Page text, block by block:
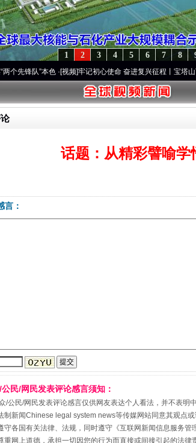
8
7
6
5
4
3
2
1
锋队”本色·[视频]牢记初心使命 奋进复兴征程丨宝塔山下好
话题：从精彩譬喻学
言：
民/网民发表评论感言须知：
/公民/网民发表评论感言仅供网友表达个人看法，并不表
制新闻Chinese legal system news等传媒网站同意其观点
守各国有关法律、法规，同时遵守《互联网新闻信息服务管
重网上道德，承担一切因您的行为而直接或间接引起的法律